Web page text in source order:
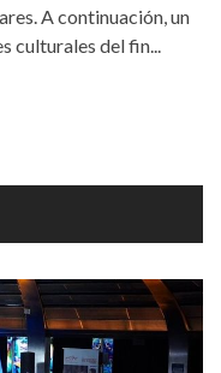
A continuación, un
del fin...